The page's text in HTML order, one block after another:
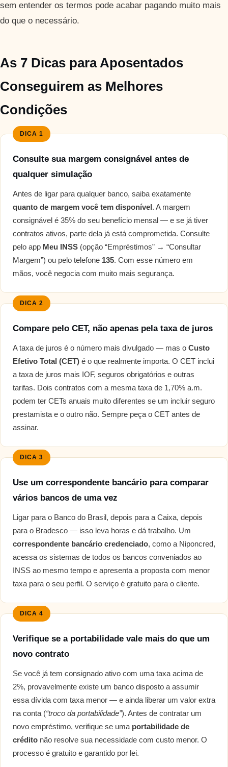
sem entender os termos pode acabar pagando muito mais
do que o necessário.
As 7 Dicas para Aposentados
Conseguirem as Melhores
Condições
DICA 1
Consulte sua margem consignável antes de
qualquer simulação
Antes de ligar para qualquer banco, saiba exatamente
quanto de margem você tem disponível . A margem
consignável é 35% do seu benefício mensal — e se já tiver
contratos ativos, parte dela já está comprometida. Consulte
pelo app Meu INSS (opção “Empréstimos” → “Consultar
Margem”) ou pelo telefone 135. Com esse número em
mãos, você negocia com muito mais segurança.
DICA 2
Compare pelo CET, não apenas pela taxa de juros
A taxa de juros é o número mais divulgado — mas o Custo
Efetivo Total (CET) é o que realmente importa. O CET inclui
a taxa de juros mais IOF, seguros obrigatórios e outras
tarifas. Dois contratos com a mesma taxa de 1,70% a.m.
podem ter CETs anuais muito diferentes se um incluir seguro
prestamista e o outro não. Sempre peça o CET antes de
assinar.
DICA 3
Use um correspondente bancário para comparar
vários bancos de uma vez
Ligar para o Banco do Brasil, depois para a Caixa, depois
para o Bradesco — isso leva horas e dá trabalho. Um
correspondente bancário credenciado, como a Niponcred,
acessa os sistemas de todos os bancos conveniados ao
INSS ao mesmo tempo e apresenta a proposta com menor
taxa para o seu perfil. O serviço é gratuito para o cliente.
DICA 4
Verifique se a portabilidade vale mais do que um
novo contrato
Se você já tem consignado ativo com uma taxa acima de
2%, provavelmente existe um banco disposto a assumir
essa dívida com taxa menor — e ainda liberar um valor extra
na conta (“troco da portabilidade”). Antes de contratar um
novo empréstimo, verifique se uma portabilidade de
crédito não resolve sua necessidade com custo menor. O
processo é gratuito e garantido por lei.